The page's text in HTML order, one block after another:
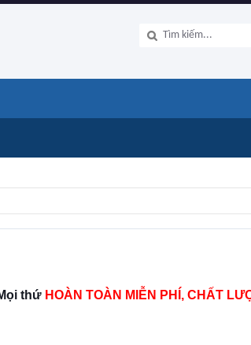
thứ HOÀN TOÀN MIỄN PHÍ, CHẤT